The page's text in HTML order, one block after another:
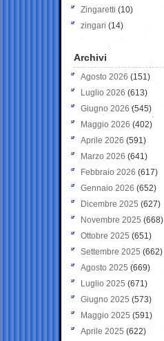
Zingaretti (10)
zingari (14)
Archivi
Agosto 2026 (151)
Luglio 2026 (613)
Giugno 2026 (545)
Maggio 2026 (402)
Aprile 2026 (591)
Marzo 2026 (641)
Febbraio 2026 (617)
Gennaio 2026 (652)
Dicembre 2025 (627)
Novembre 2025 (668)
Ottobre 2025 (651)
Settembre 2025 (662)
Agosto 2025 (669)
Luglio 2025 (671)
Giugno 2025 (573)
Maggio 2025 (591)
Aprile 2025 (622)